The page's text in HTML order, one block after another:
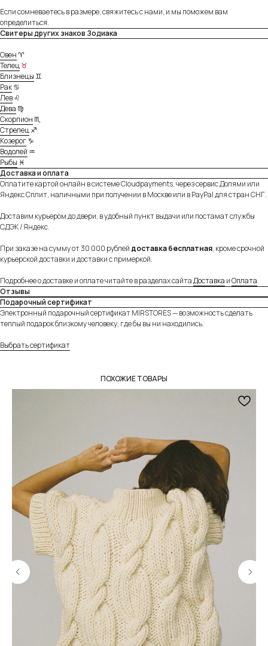
Если сомневаетесь в размере, свяжитесь с нами, и мы поможем вам
определиться.
Свитеры других знаков Зодиака
Овен♈
Телец♉
Близнецы ♊
Рак♋
Лев♌
Дева♍
Скорпион♏
Стрелец♐
Козерог♑
Водолей ♒
Рыбы ♓
Доставка и оплата
Оплатите картой онлайн в системе Cloudpayments, через сервис Долями или
Яндекс Сплит, наличными при получении в Москве или в PayPal для стран СНГ.
Доставим курьером до двери, в удобный пункт выдачи или постамат службы
СДЭК / Яндекс.
При заказе на сумму от 30 000 рублей доставка бесплатная, кроме срочной
курьерской доставки и доставки с примеркой.
Подробнее о доставке и оплате читайте в разделах сайтаДоставка иОплата
Отзывы
Подарочный сертификат
Электронный подарочный сертификат MIRSTORES — возможность сделать
теплый подарок близкому человеку, где бы вы ни находились.
Выбрать сертификат
ПОХОЖИЕ ТОВАРЫ
ассортимента на заказ по вашим параметрам.
Подробнее
Разные опции доставки
Предложим доставить заказ удобным для вас
способом — курьером в день заказа по Москве
или в ближайший к вам пункт выдачи заказов.
Подробнее
Оплачивайте товар на сайте полностью картой
любого банка или частично через сервисы